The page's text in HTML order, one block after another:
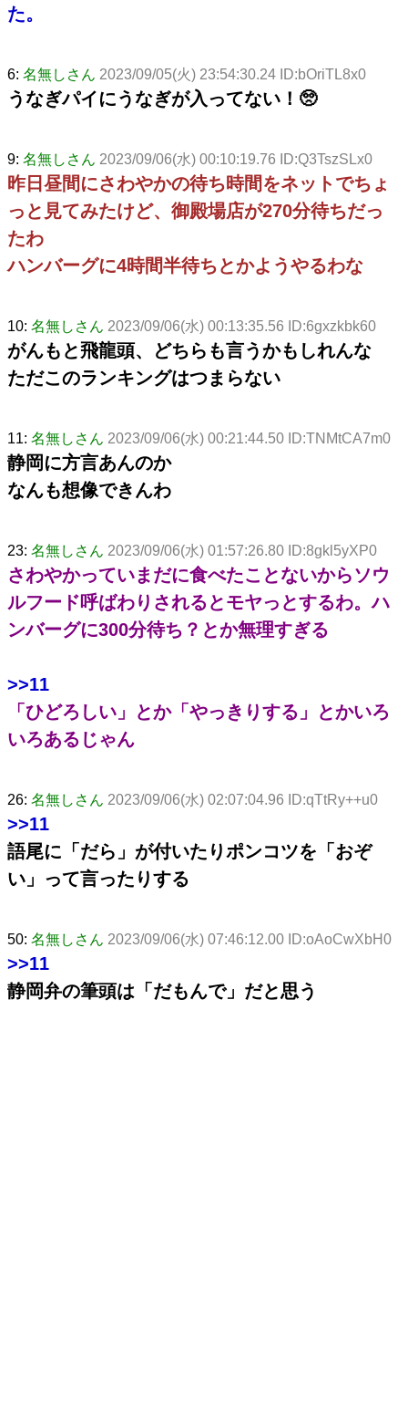
た。
6: 名無しさん 2023/09/05(火) 23:54:30.24 ID:bOriTL8x0
うなぎパイにうなぎが入ってない！🥺
9: 名無しさん 2023/09/06(水) 00:10:19.76 ID:Q3TszSLx0
昨日昼間にさわやかの待ち時間をネットでちょ
っと見てみたけど、御殿場店が270分待ちだっ
たわ
ハンバーグに4時間半待ちとかようやるわな
10: 名無しさん 2023/09/06(水) 00:13:35.56 ID:6gxzkbk60
がんもと飛龍頭、どちらも言うかもしれんな
ただこのランキングはつまらない
11: 名無しさん 2023/09/06(水) 00:21:44.50 ID:TNMtCA7m0
静岡に方言あんのか
なんも想像できんわ
23: 名無しさん 2023/09/06(水) 01:57:26.80 ID:8gkl5yXP0
さわやかっていまだに食べたことないからソウ
ルフード呼ばわりされるとモヤっとするわ。ハ
ンバーグに300分待ち？とか無理すぎる
>>11
「ひどろしい」とか「やっきりする」とかいろ
いろあるじゃん
26: 名無しさん 2023/09/06(水) 02:07:04.96 ID:qTtRy++u0
>>11
語尾に「だら」が付いたりポンコツを「おぞ
い」って言ったりする
50: 名無しさん 2023/09/06(水) 07:46:12.00 ID:oAoCwXbH0
>>11
静岡弁の筆頭は「だもんで」だと思う